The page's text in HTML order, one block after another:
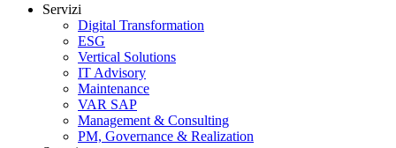
Servizi
Digital Transformation
ESG
Vertical Solutions
IT Advisory
Maintenance
VAR SAP
Management & Consulting
PM, Governance & Realization